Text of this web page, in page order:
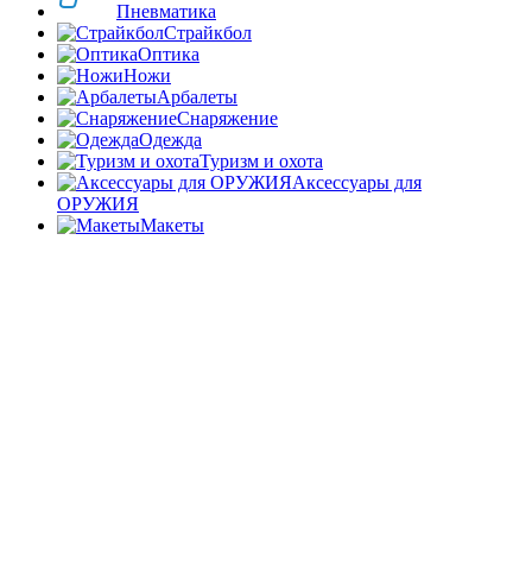
Пневматика
Страйкбол
Оптика
Ножи
Арбалеты
Снаряжение
Одежда
Туризм и охота
Аксессуары для
ОРУЖИЯ
Макеты